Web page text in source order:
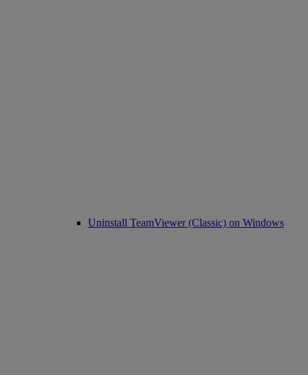
Uninstall TeamViewer (Classic) on Windows